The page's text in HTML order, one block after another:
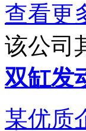
查看更
该公司
双缸发
某优质